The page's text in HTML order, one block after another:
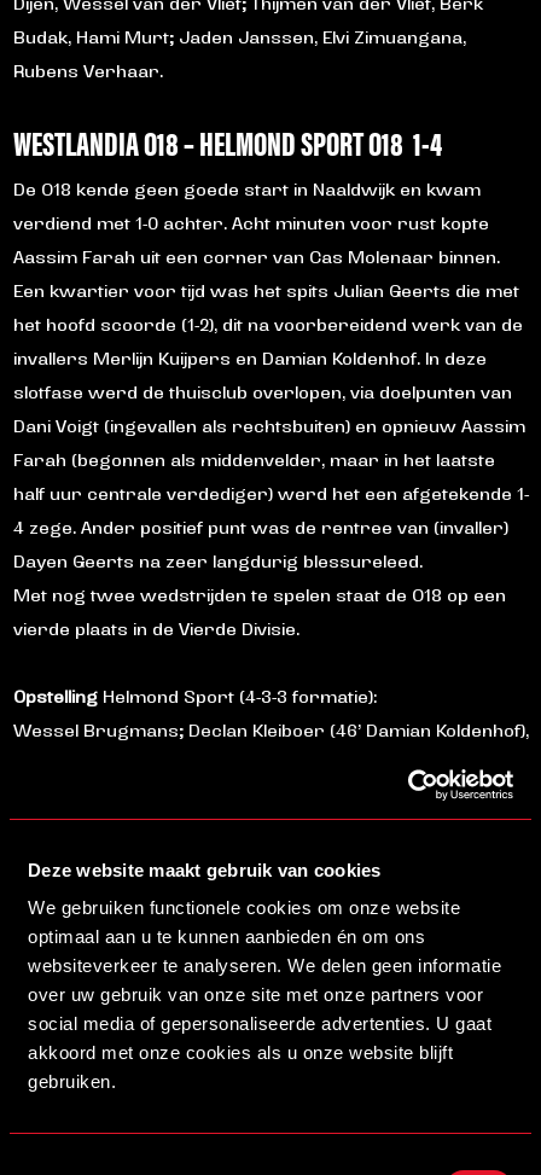
Deze website maakt gebruik van cookies
We gebruiken functionele cookies om onze website
optimaal aan u te kunnen aanbieden én om ons
websiteverkeer te analyseren. We delen geen informatie
over uw gebruik van onze site met onze partners voor
social media of gepersonaliseerde advertenties. U gaat
akkoord met onze cookies als u onze website blijft
gebruiken.
Dijen, Wessel van der Vliet; Thijmen van der Vliet, Berk
Budak, Hami Murt; Jaden Janssen, Elvi Zimuangana,
Rubens Verhaar.
WESTLANDIA O18 – HELMOND SPORT O18 1-4
De O18 kende geen goede start in Naaldwijk en kwam
verdiend met 1-0 achter. Acht minuten voor rust kopte
Aassim Farah uit een corner van Cas Molenaar binnen.
Een kwartier voor tijd was het spits Julian Geerts die met
het hoofd scoorde (1-2), dit na voorbereidend werk van de
invallers Merlijn Kuijpers en Damian Koldenhof. In deze
slotfase werd de thuisclub overlopen, via doelpunten van
Dani Voigt (ingevallen als rechtsbuiten) en opnieuw Aassim
Farah (begonnen als middenvelder, maar in het laatste
half uur centrale verdediger) werd het een afgetekende 1-
4 zege. Ander positief punt was de rentree van (invaller)
Dayen Geerts na zeer langdurig blessureleed.
Met nog twee wedstrijden te spelen staat de O18 op een
vierde plaats in de Vierde Divisie.
OpstellingHelmond Sport (4-3-3 formatie):
Wessel Brugmans; Declan Kleiboer (46’ Damian Koldenhof),
Lars Zonneveld, Tijn Landheer (59’ Dayen Geerts), Daan
Kretschmer; Aassim Farah, Cas Molenaar (46’ Khalid El
Gasparinho (59’ Dani Voigt), Julian Geerts, Noah Paolo.
HELMOND SPORT O14 – MVV O14 1-1
De O14 had in de eerste helft een gigantisch overwicht
tegen het twee plaatsen lager geklasseerde MVV. Na
twee minuten spelen had Jasper van Hees al de eerste
doelkans voor het team van Bram van Wijk, de